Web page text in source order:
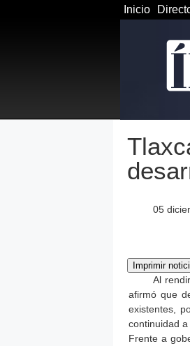
Inicio
05
Al
afirmó que
existentes,
continuidad a
Frente a